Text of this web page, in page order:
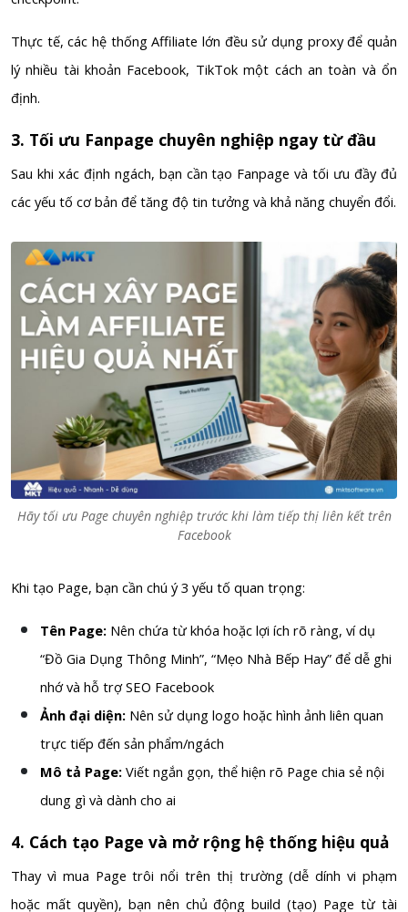
Thực tế, các hệ thống Affiliate lớn đều sử dụng proxy để quản
lý nhiều tài khoản Facebook, TikTok một cách an toàn và ổn
định.
3. Tối ưu Fanpage chuyên nghiệp ngay từ đầu
Sau khi xác định ngách, bạn cần tạo Fanpage và tối ưu đầy đủ
các yếu tố cơ bản để tăng độ tin tưởng và khả năng chuyển đổi.
Hãy tối ưu Page chuyên nghiệp trước khi làm tiếp thị liên kết trên
Facebook
Khi tạo Page, bạn cần chú ý 3 yếu tố quan trọng:
Tên Page: Nên chứa từ khóa hoặc lợi ích rõ ràng, ví dụ
“Đồ Gia Dụng Thông Minh”, “Mẹo Nhà Bếp Hay” để dễ ghi
nhớ và hỗ trợ SEO Facebook
Ảnh đại diện: Nên sử dụng logo hoặc hình ảnh liên quan
trực tiếp đến sản phẩm/ngách
Mô tả Page: Viết ngắn gọn, thể hiện rõ Page chia sẻ nội
dung gì và dành cho ai
4. Cách tạo Page và mở rộng hệ thống hiệu quả
Thay vì mua Page trôi nổi trên thị trường (dễ dính vi phạm
hoặc mất quyền), bạn nên chủ động build (tạo) Page từ tài